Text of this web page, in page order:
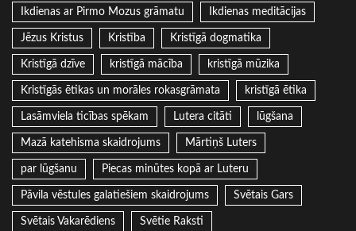
Ikdienas ar Pirmo Mozus grāmatu Ikdienas meditācijas
Jēzus Kristus Kristība Kristīgā dogmatika
Kristīgā dzīve kristīgā mācība kristīgā mūzika
Kristīgās ētikas un morāles rokasgrāmata kristīgā ētika
Lasāmviela ticības spēkam Lutera citāti lūgšana
Mazā katehisma skaidrojums Mārtiņš Luters
par lūgšanu Piecas minūtes kopā ar Luteru
Pāvila vēstules galatiešiem skaidrojums Svētais Gars
Svētais Vakarēdiens Svētie Raksti